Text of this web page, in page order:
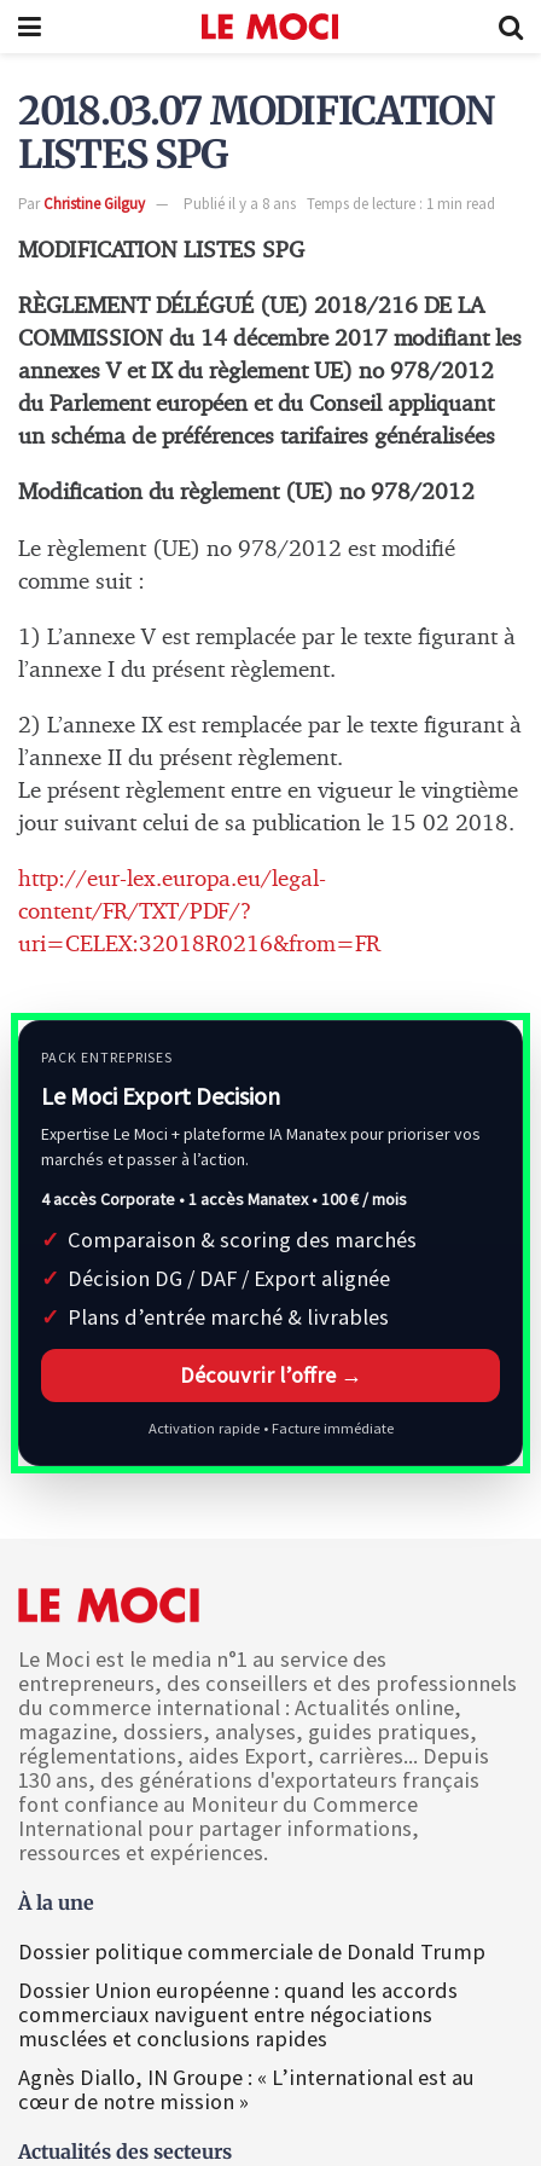
2018.03.07 MODIFICATION
LISTES SPG
ParChristine Gilguy Publié il y a 8 ans Temps de lecture : 1 min read
MODIFICATION LISTES SPG
RÈGLEMENT DÉLÉGUÉ (UE) 2018/216 DE LA
COMMISSION du 14 décembre 2017 modifiant les
annexes V et IX du règlement UE) no 978/2012
du Parlement européen et du Conseil appliquant
un schéma de préférences tarifaires généralisées
Modification du règlement (UE) no 978/2012
Le règlement (UE) no 978/2012 est modifié
comme suit :
1) L’annexe V est remplacée par le texte figurant à
l’annexe I du présent règlement.
2) L’annexe IX est remplacée par le texte figurant à
l’annexe II du présent règlement.
Le présent règlement entre en vigueur le vingtième
jour suivant celui de sa publication le 15 02 2018.
http://eur-lex.europa.eu/legal-
content/FR/TXT/PDF/?
uri=CELEX:32018R0216&from=FR
PACK ENTREPRISES
Le Moci Export Decision
Expertise Le Moci + plateforme IA Manatex pour prioriser vos
marchés et passer à l’action.
4 accès Corporate • 1 accès Manatex •100 € / mois
Comparaison & scoring des marchés
Décision DG / DAF / Export alignée
Plans d’entrée marché & livrables
Découvrir l’offre →
Activation rapide • Facture immédiate
Le Moci est le media n°1 au service des
entrepreneurs, des conseillers et des professionnels
du commerce international : Actualités online,
magazine, dossiers, analyses, guides pratiques,
réglementations, aides Export, carrières... Depuis
130 ans, des générations d'exportateurs français
font confiance au Moniteur du Commerce
International pour partager informations,
ressources et expériences.
À la une
Dossier politique commerciale de Donald Trump
Dossier Union européenne : quand les accords
commerciaux naviguent entre négociations
musclées et conclusions rapides
Agnès Diallo, IN Groupe : « L’international est au
cœur de notre mission »
Actualités des secteurs